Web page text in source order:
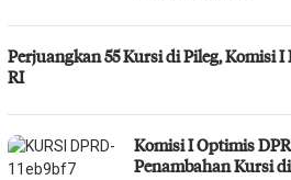
Perjuangkan 55 Kursi di Pileg, Komisi I
RI
Komisi I Optimis
Penambahan Kursi